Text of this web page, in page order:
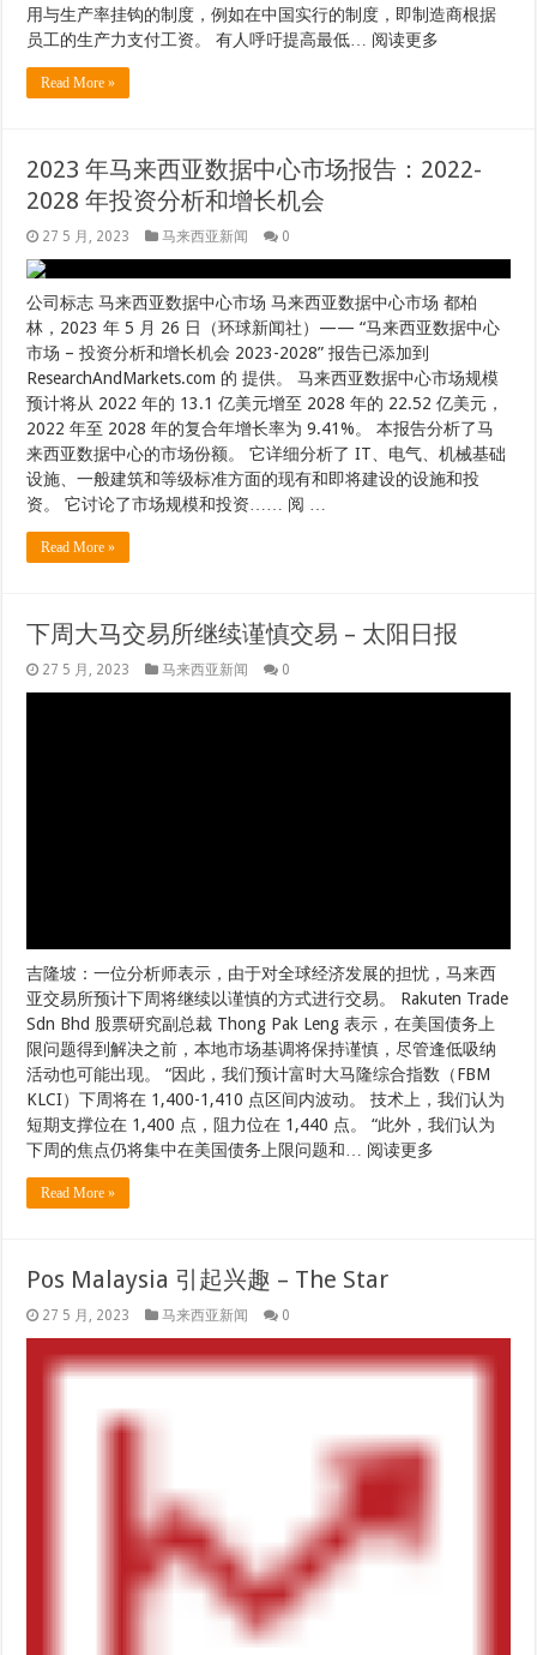
用与生产率挂钩的制度，例如在中国实行的制度，即制造商根据
员工的生产力支付工资。 有人呼吁提高最低… 阅读更多
Read More »
2023 年马来西亚数据中心市场报告：2022-
2028 年投资分析和增长机会
27 5 月, 2023 马来西亚新闻 0
公司标志 马来西亚数据中心市场 马来西亚数据中心市场 都柏
林，2023 年 5 月 26 日（环球新闻社）—— “马来西亚数据中心
市场 – 投资分析和增长机会 2023-2028” 报告已添加到
ResearchAndMarkets.com 的 提供。 马来西亚数据中心市场规模
预计将从 2022 年的 13.1 亿美元增至 2028 年的 22.52 亿美元，
2022 年至 2028 年的复合年增长率为 9.41%。 本报告分析了马
来西亚数据中心的市场份额。 它详细分析了 IT、电气、机械基础
设施、一般建筑和等级标准方面的现有和即将建设的设施和投
资。 它讨论了市场规模和投资…… 阅 …
Read More »
下周大马交易所继续谨慎交易 – 太阳日报
27 5 月, 2023 马来西亚新闻 0
吉隆坡：一位分析师表示，由于对全球经济发展的担忧，马来西
亚交易所预计下周将继续以谨慎的方式进行交易。 Rakuten Trade
Sdn Bhd 股票研究副总裁 Thong Pak Leng 表示，在美国债务上
限问题得到解决之前，本地市场基调将保持谨慎，尽管逢低吸纳
活动也可能出现。 “因此，我们预计富时大马隆综合指数（FBM
KLCI）下周将在 1,400-1,410 点区间内波动。 技术上，我们认为
短期支撑位在 1,400 点，阻力位在 1,440 点。 “此外，我们认为
下周的焦点仍将集中在美国债务上限问题和… 阅读更多
Read More »
Pos Malaysia 引起兴趣 – The Star
27 5 月, 2023 马来西亚新闻 0